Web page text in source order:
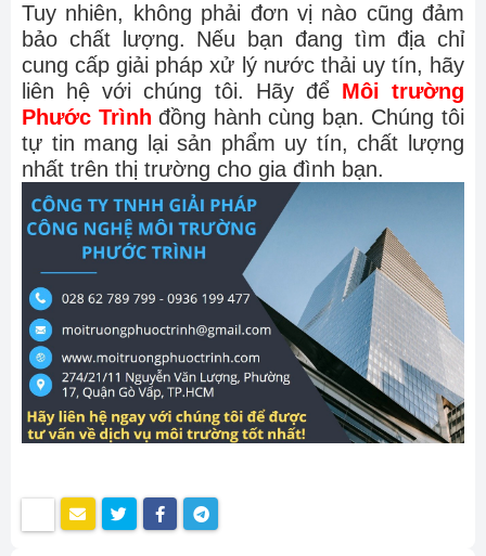
Tuy nhiên, không phải đơn vị nào cũng đảm
bảo chất lượng. Nếu bạn đang tìm địa chỉ
cung cấp giải pháp xử lý nước thải uy tín, hãy
liên hệ với chúng tôi. Hãy để Môi trường
Phước Trìnhđồng hành cùng bạn. Chúng tôi
tự tin mang lại sản phẩm uy tín, chất lượng
nhất trên thị trường cho gia đình bạn.